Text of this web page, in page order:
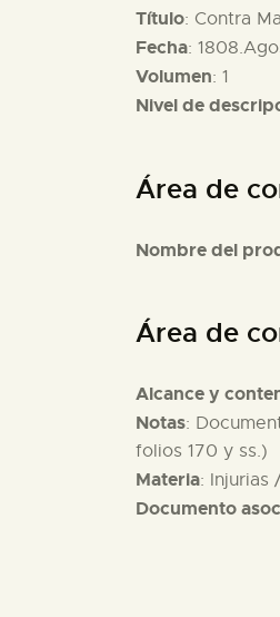
Título: Contra
Fecha:
Volumen: 1
Nivel de
Área de
Nombre del
Área de
Alcance y
Notas:
folios 170 y ss.)
Materia: Injurias
Documento